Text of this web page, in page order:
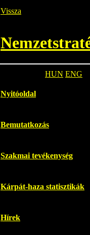
Vissza
HUN ENG
Nyitóoldal
Bemutatkozás
Szakmai tevékenység
Kárpát-haza statisztikák
Hírek